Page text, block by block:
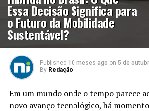
Essa Decisão Significa para
o Futuro da Mobilidade
Sustentável?
Published 10 meses ago on 5 de
By Redação
Em um mundo onde o tempo parece
novo avanço tecnológico, há